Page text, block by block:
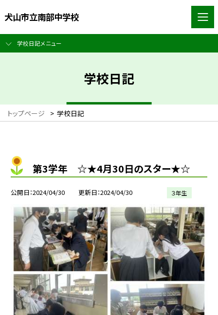
犬山市立南部中学校
学校日記メニュー
学校日記
トップページ > 学校日記
第3学年 ☆★4月30日のスター★☆
公開日 2024/04/30 更新日 2024/04/30 ３年生